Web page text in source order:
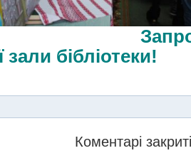
зали бібліотеки!
Коментарі